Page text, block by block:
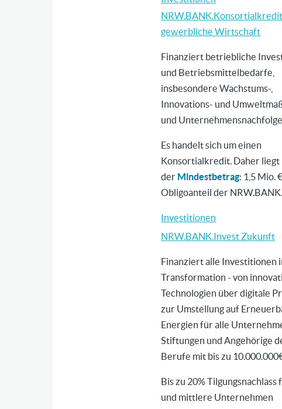
NRW.BANK.Konsortialkredit
gewerbliche Wirtschaft
Finanziert betriebliche
und Betriebsmittelbedarfe,
insbesondere Wachstums-,
Innovations- und
und
Es handelt sich um einen
Konsortialkredit. Daher liegt
der Mindestbetrag: 1,5 Mio. €
Obligoanteil der NRW.BANK.
Investitionen
NRW.BANK.Invest Zukunft
Finanziert alle Investitionen
Transformation - von
Technologien über digitale
zur Umstellung auf
Energien für alle
Stiftungen und Angehörige
Berufe mit bis zu
Bis zu 20% Tilgungsnachlass
und mittlere Unternehmen